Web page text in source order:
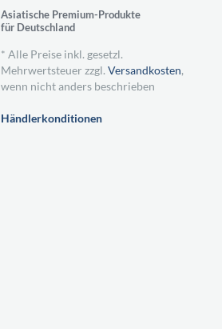
Asiatische Premium-Produkte
für Deutschland
* Alle Preise inkl. gesetzl.
Mehrwertsteuer zzgl. Versandkosten,
wenn nicht anders beschrieben
Händlerkonditionen